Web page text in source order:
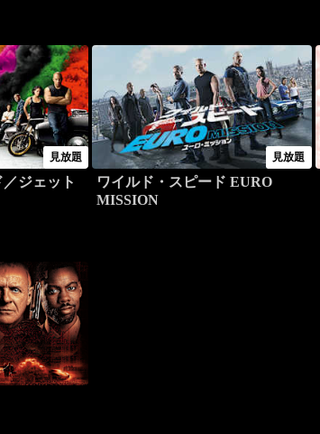
見放題
ジェット
見放題
ワイルド・スピード EURO
MISSION